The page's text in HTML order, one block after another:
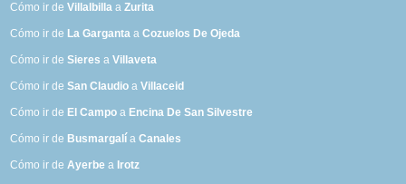
Cómo ir deVillalbilla aZurita
Cómo ir de La Garganta aCozuelos De Ojeda
Cómo ir deSieres aVillaveta
Cómo ir deSan Claudio aVillaceid
Cómo ir de El Campo a Encina De San Silvestre
Cómo ir de Busmargalí aCanales
Cómo ir deAyerbe a Irotz